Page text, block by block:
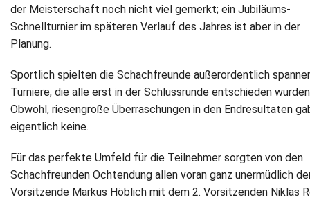
der Meisterschaft noch nicht viel gemerkt; ein Jubiläums-
Schnellturnier im späteren Verlauf des Jahres ist aber in der
Planung.
Sportlich spielten die Schachfreunde außerordentlich
Turniere, die alle erst in der Schlussrunde entschieden
Obwohl, riesengroße Überraschungen in den Endresultaten
eigentlich keine.
Für das perfekte Umfeld für die Teilnehmer sorgten von den
Schachfreunden Ochtendung allen voran ganz unermüdlich
Vorsitzende Markus Höblich mit dem 2. Vorsitzenden Niklas